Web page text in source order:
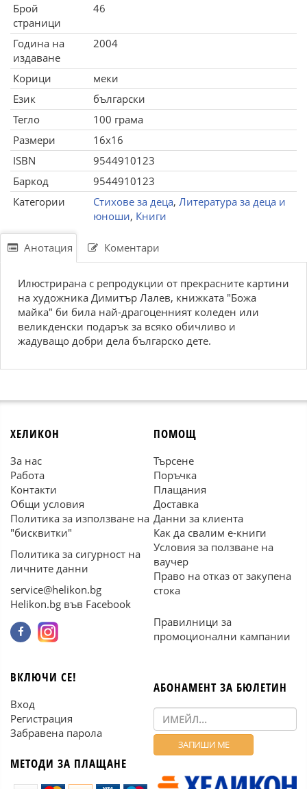
Брой
страници
46
Година на
издаване
2004
Корици
меки
Език
български
Тегло
100 грама
Размери
16x16
ISBN
9544910123
Баркод
9544910123
Категории
Стихове за деца, Литература за деца и
юноши, Книги
Анотация Коментари
Илюстрирана с репродукции от прекрасните картини
на художника Димитър Лалев, книжката "Божа
майка" би била най-драгоценният коледен или
великденски подарък за всяко обичливо и
жадуващо добри дела българско дете.
ХЕЛИКОН
За нас
Работа
Контакти
Общи условия
Политика за използване на
"бисквитки"
Политика за сигурност на
личните данни
service@helikon.bg
Helikon.bg във Facebook
ПОМОЩ
Търсене
Поръчка
Плащания
Доставка
Данни за клиента
Как да свалим е-книги
Условия за ползване на
ваучер
Право на отказ от закупена
стока
Правилници за
промоционални кампании
ВКЛЮЧИ СЕ!
Вход
Регистрация
Забравена парола
МЕТОДИ ЗА ПЛАЩАНЕ
АБОНАМЕНТ ЗА БЮЛЕТИН